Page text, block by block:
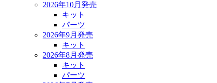
2026年10月発売
キット
パーツ
2026年9月発売
キット
2026年8月発売
キット
パーツ